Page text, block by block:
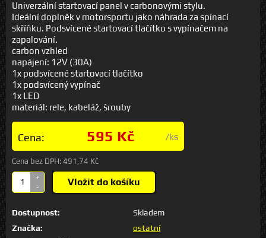
Univerzální startovací panel v carbonovými stylu.
Ideální doplněk v motorsportu jako náhrada za spínací
skříňku. Podsvícené startovací tlačítko s vypínačem na
zapalování.
carbon vzhled
napájení: 12V (30A)
1x podsvícené startovací tlačítko
1x podsvícený vypínač
1x LED
materiál: rele, kabeláž, šrouby
Cena: 595 Kč /ks
Cena bez DPH: 491,74 Kč
+
-
Vložit do košíku
Dostupnost:
Skladem
Značka:
ostatní